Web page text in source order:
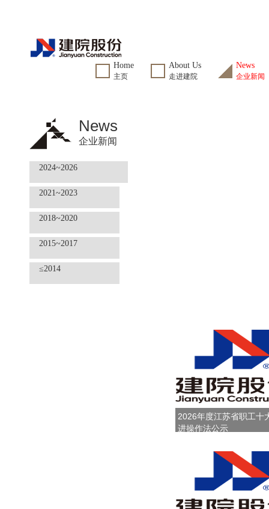
Home
主页
About Us
走进建院
News
企业新闻
News
企业新闻
2024~2026
2021~2023
2018~2020
2015~2017
≤2014
2026年度江苏省职工十
进操作法公示